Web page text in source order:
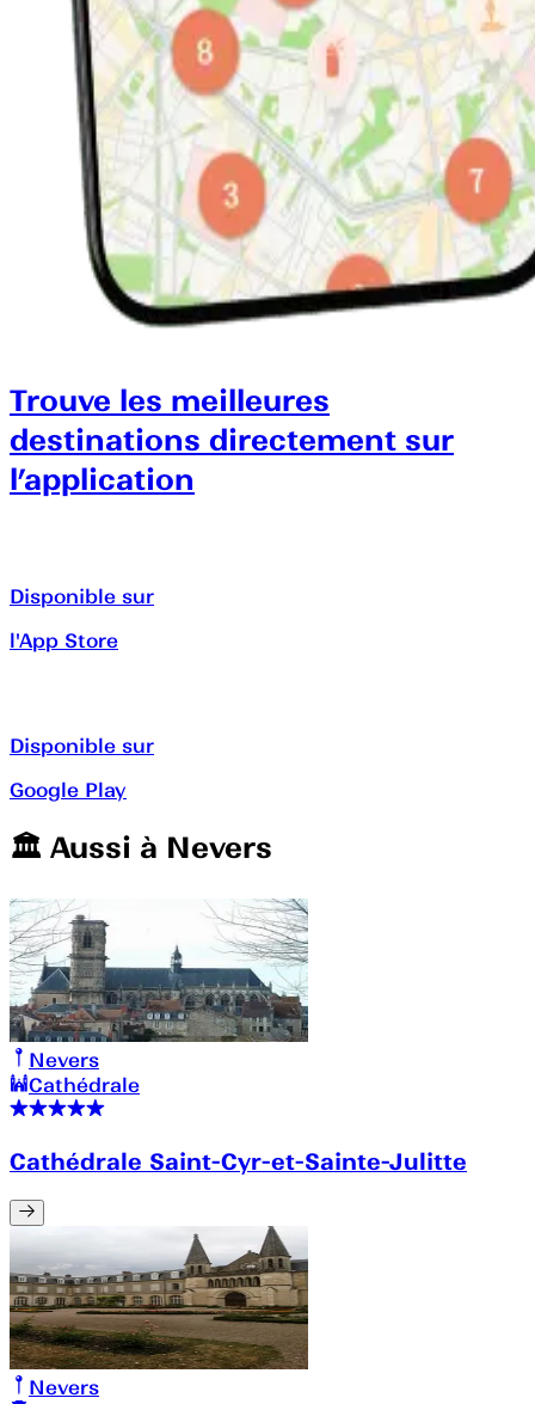
Trouve les meilleures
destinations directement sur
l’application
Disponible sur
l'App Store
Disponible sur
Google Play
🏛️️ Aussi à Nevers
Nevers
Cathédrale
Cathédrale Saint-Cyr-et-Sainte-Julitte
Nevers